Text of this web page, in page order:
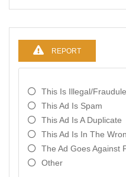
REPORT
This Is Illegal/
This Ad Is Spam
This Ad Is A Duplicate
This Ad Is In The
The Ad Goes Against
Other